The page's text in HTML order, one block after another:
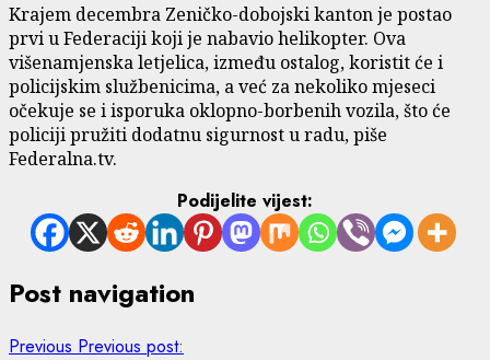
Krajem decembra Zeničko-dobojski kanton je postao
prvi u Federaciji koji je nabavio helikopter. Ova
višenamjenska letjelica, između ostalog, koristit će i
policijskim službenicima, a već za nekoliko mjeseci
očekuje se i isporuka oklopno-borbenih vozila, što će
policiji pružiti dodatnu sigurnost u radu, piše
Federalna.tv.
Podijelite vijest:
Post navigation
Previous Previous post: